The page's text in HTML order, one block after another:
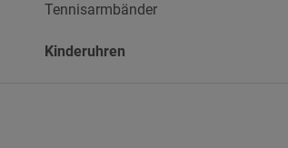
Tennisarmbänder
Kinderuhren